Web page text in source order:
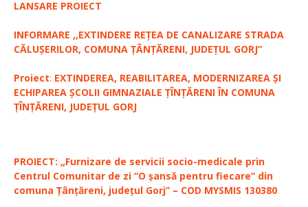
LANSARE PROIECT
INFORMARE ,,EXTINDERE REȚEA DE CANALIZARE STRADA
CĂLUȘERILOR, COMUNA ȚÂNȚĂRENI, JUDEȚUL GORJ”
Proiect: EXTINDEREA, REABILITAREA, MODERNIZAREA ȘI
ECHIPAREA ȘCOLII GIMNAZIALE ȚÎNȚĂRENI ÎN COMUNA
ȚÎNȚĂRENI, JUDEȚUL GORJ
PROIECT: „Furnizare de servicii socio-medicale prin
Centrul Comunitar de zi “O șansă pentru fiecare” din
comuna Țânțăreni, județul Gorj” – COD MYSMIS 130380